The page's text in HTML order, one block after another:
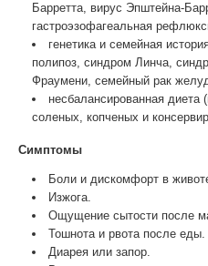
Барретта, вирус Эпштейна-
гастроэзофагеальная
генетика и семейная
полипоз, синдром Линча,
Фраумени, семейный рак
несбалансированная
соленых, копченых и
Симптомы
Боли и дискомфорт в
Изжога.
Ощущение сытости после
Тошнота и рвота после еды.
Диарея или запор.